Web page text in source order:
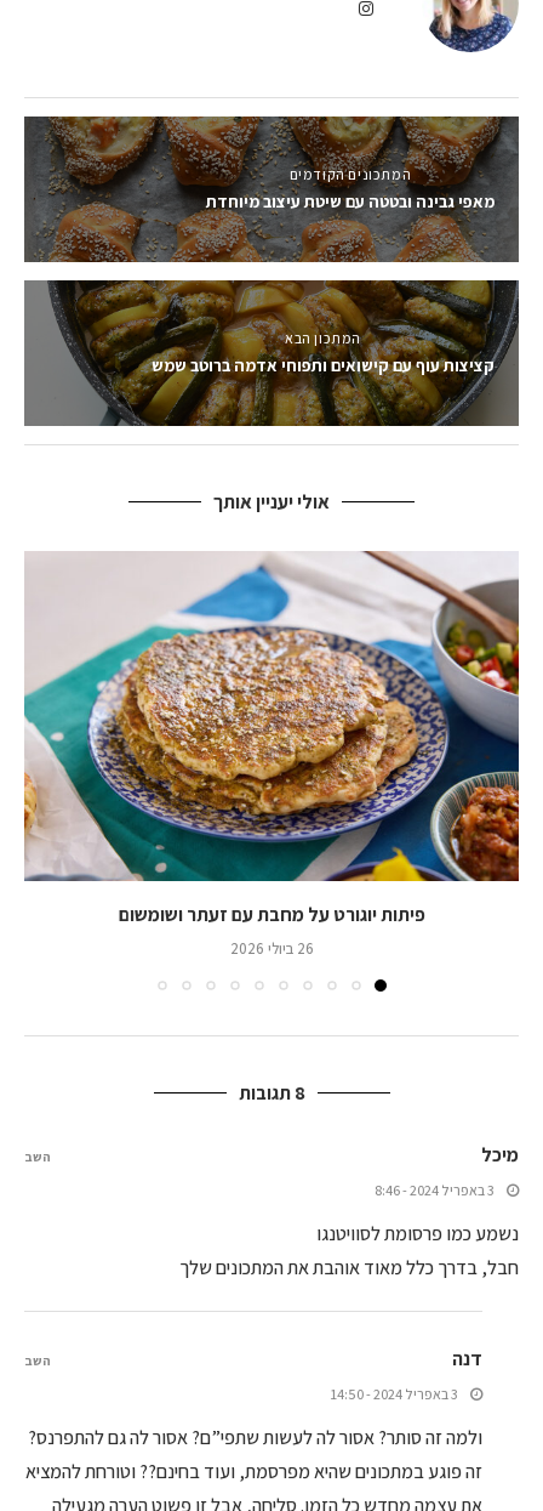
המתכונים הקודמים
מאפי גבינה ובטטה עם שיטת עיצוב מיוחדת
המתכון הבא
קציצות עוף עם קישואים ותפוחי אדמה ברוטב שמש
אולי יעניין אותך
פיתות יוגורט על מחבת עם זעתר ושומשום
26 ביולי 2026
8 תגובות
מיכל
3 באפריל 2024 - 8:46
נשמע כמו פרסומת לסוויטנגו
חבל, בדרך כלל מאוד אוהבת את המתכונים שלך
השב
דנה
3 באפריל 2024 - 14:50
ולמה זה סותר? אסור לה לעשות שתפי”ם? אסור לה גם להתפרנס?
זה פוגע במתכונים שהיא מפרסמת, ועוד בחינם?? וטורחת להמציא
השב